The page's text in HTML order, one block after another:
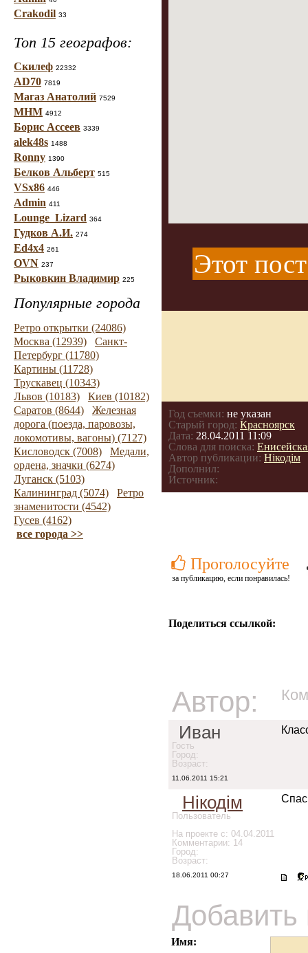
Crakodil 33
Топ 15 географов:
Скилеф 22332
AD70 7819
Магаз Анатолий 7529
МНМ 4912
Борис Ассеев 3339
alek48s 1488
Ronny 1390
Белков Альберт 515
VSx86 446
Admin 411
Lounge_Lizard 364
Гудков А.И. 274
Ed4x4 261
OVN 237
Рыковкин Владимир 225
Популярные города
Ретро открытки (24086)
Москва (12939)
Санкт-
Петербург (11780)
Картины (11728)
Трускавец (10343)
Львов (10183)
Киев (10182)
Саратов (8644)
Железная
дорога (поезда, паровозы,
локомотивы, вагоны) (7127)
Кисловодск (7008)
Медали,
ордена, значки (6274)
Луганск (5103)
Калининград (5074)
Ретро
знаменитости (4542)
Гусев (4162)
все города >>
Этот
Год съемки: не указан
Старый город: Красноярск
Дата: 28.04.2011 11:09
Слова для поиска:
Автор публикации: Нікодім
Дополнил:
Источник:
Проголосуйте
за публикацию, если понравилась!
Поделиться ссылкой:
Автор:
Иван
Гость
Город:
Возраст:
11.06.2011 15:21
Нікодім
Пользователь
На проекте с: 04.04.2011
Комментарии: 14
Город:
Возраст:
18.06.2011 00:27
Имя: